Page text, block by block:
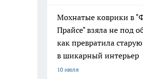
Мохнатые коврики в
Прайсе" взяла не под
как превратила
в шикарный интерьер
10 июля